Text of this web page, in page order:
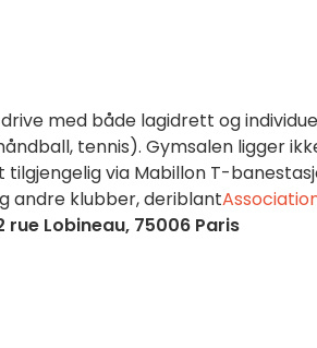
med både lagidrett og
tennis). Gymsalen ligger
tilgjengelig via Mabillon T-
andre klubber, deriblant
rue Lobineau, 75006 Paris